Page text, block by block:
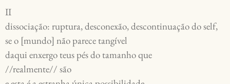
II
dissociação: ruptura, desconexão, descontinuação do self,
se o [mundo] não parece tangível
daqui enxergo teus pés do tamanho que
//realmente// são